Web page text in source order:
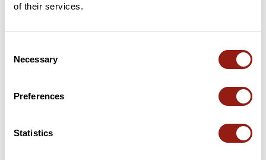
of their services.
Selection
Necessary
Preferences
Statistics
Cols extraits du catalogue du Club des Cent Cols
Résumé